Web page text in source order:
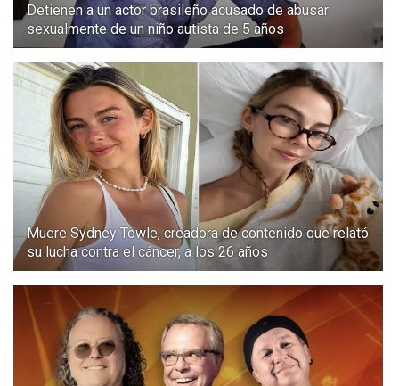
Detienen a un actor brasileño acusado de abusar
sexualmente de un niño autista de 5 años
Muere Sydney Towle, creadora de contenido que relató
su lucha contra el cáncer, a los 26 años